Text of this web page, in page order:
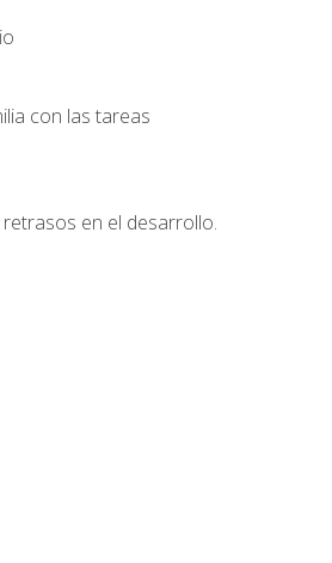
con las tareas
en el desarrollo.